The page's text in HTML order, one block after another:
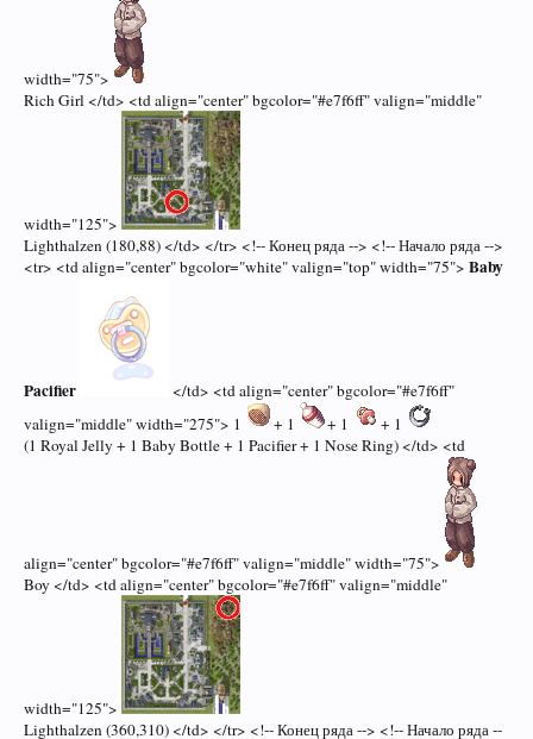
width="75">
Rich Girl </td> <td align="center" bgcolor="#e7f6ff" valign="middle"
width="125">
Lighthalzen (180,88) </td> </tr> <!-- Конец ряда --> <!-- Начало ряда -->
<tr> <td align="center" bgcolor="white" valign="top" width="75"> Baby
Pacifier
</td> <td align="center" bgcolor="#e7f6ff"
valign="middle" width="275"> 1
+ 1 + 1
+ 1
(1 Royal Jelly + 1 Baby Bottle + 1 Pacifier + 1 Nose Ring) </td> <td
align="center" bgcolor="#e7f6ff" valign="middle" width="75">
Boy </td> <td align="center" bgcolor="#e7f6ff" valign="middle"
width="125">
Lighthalzen (360,310) </td> </tr> <!-- Конец ряда --> <!-- Начало ряда --